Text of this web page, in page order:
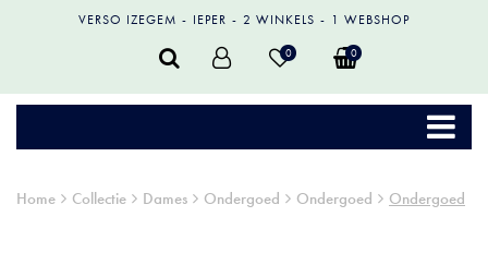
VERSO IZEGEM IEPER 2 WINKELS 1 WEBSHOP
0 0
Home Collectie Dames Ondergoed Ondergoed Ondergoed